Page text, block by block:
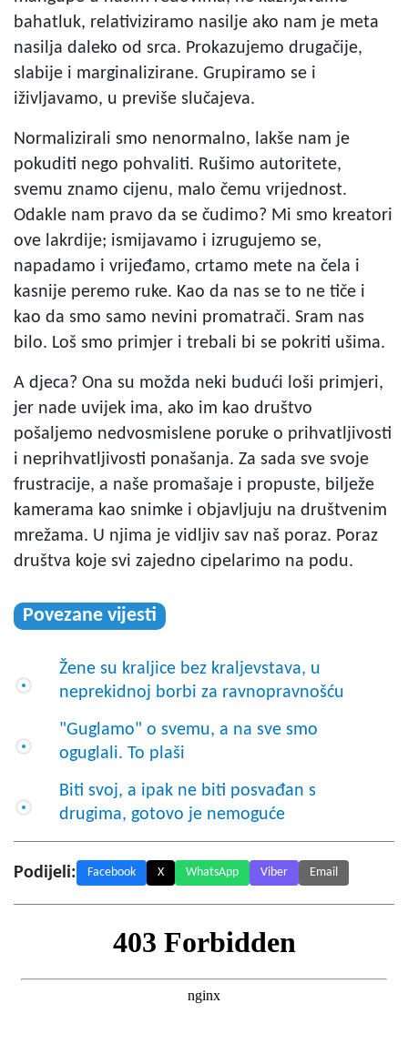
bahatluk, relativiziramo nasilje ako nam je meta
nasilja daleko od srca. Prokazujemo drugačije,
slabije i marginalizirane. Grupiramo se i
iživljavamo, u previše slučajeva.
Normalizirali smo nenormalno, lakše nam je
pokuditi nego pohvaliti. Rušimo autoritete,
svemu znamo cijenu, malo čemu vrijednost.
Odakle nam pravo da se čudimo? Mi smo kreatori
ove lakrdije; ismijavamo i izrugujemo se,
napadamo i vrijeđamo, crtamo mete na čela i
kasnije peremo ruke. Kao da nas se to ne tiče i
kao da smo samo nevini promatrači. Sram nas
bilo. Loš smo primjer i trebali bi se pokriti ušima.
A djeca? Ona su možda neki budući loši primjeri,
jer nade uvijek ima, ako im kao društvo
pošaljemo nedvosmislene poruke o prihvatljivosti
i neprihvatljivosti ponašanja. Za sada sve svoje
frustracije, a naše promašaje i propuste, bilježe
kamerama kao snimke i objavljuju na društvenim
mrežama. U njima je vidljiv sav naš poraz. Poraz
društva koje svi zajedno cipelarimo na podu.
Povezane vijesti
Žene su kraljice bez kraljevstava, u
neprekidnoj borbi za ravnopravnošću
"Guglamo" o svemu, a na sve smo
oguglali. To plaši
Biti svoj, a ipak ne biti posvađan s
drugima, gotovo je nemoguće
Podijeli: Facebook X WhatsApp Viber Email